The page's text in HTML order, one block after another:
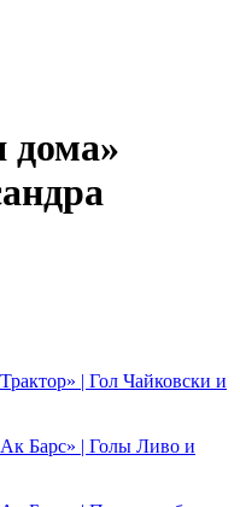
дома»
| Гол Чайковски и
Барс» | Голы Ливо и